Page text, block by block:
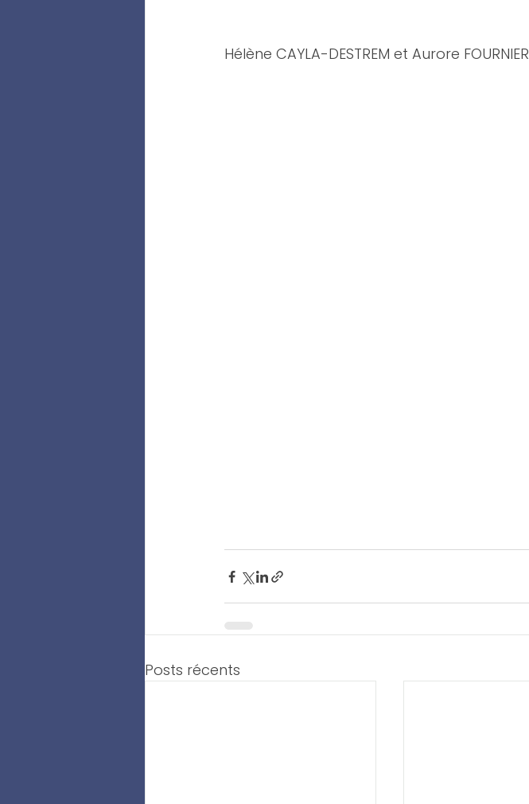
Hélène CAYLA-DESTREM et Aurore FOURNIER
Posts récents